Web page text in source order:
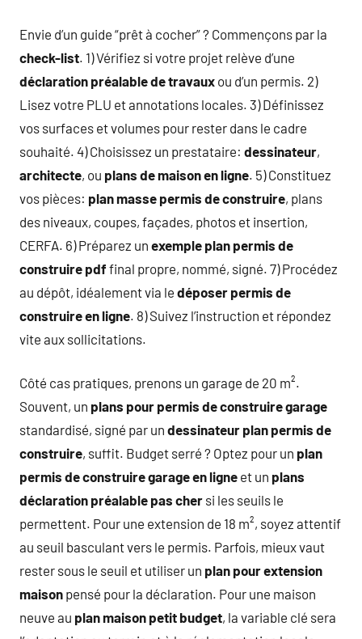
Envie d’un guide “prêt à cocher” ? Commençons par la
check-list. 1) Vérifiez si votre projet relève d’une
déclaration préalable de travaux ou d’un permis. 2)
Lisez votre PLU et annotations locales. 3) Définissez
vos surfaces et volumes pour rester dans le cadre
souhaité. 4) Choisissez un prestataire: dessinateur,
architecte, ou plans de maison en ligne. 5) Constituez
vos pièces: plan masse permis de construire, plans
des niveaux, coupes, façades, photos et insertion,
CERFA. 6) Préparez un exemple plan permis de
construire pdf final propre, nommé, signé. 7) Procédez
au dépôt, idéalement via le déposer permis de
construire en ligne. 8) Suivez l’instruction et répondez
vite aux sollicitations.
Côté cas pratiques, prenons un garage de 20 m².
Souvent, un plans pour permis de construire garage
standardisé, signé par un dessinateur plan permis de
construire, suffit. Budget serré ? Optez pour un plan
permis de construire garage en ligne et un plans
déclaration préalable pas cher si les seuils le
permettent. Pour une extension de 18 m², soyez attentif
au seuil basculant vers le permis. Parfois, mieux vaut
rester sous le seuil et utiliser un plan pour extension
maison pensé pour la déclaration. Pour une maison
neuve au plan maison petit budget, la variable clé sera